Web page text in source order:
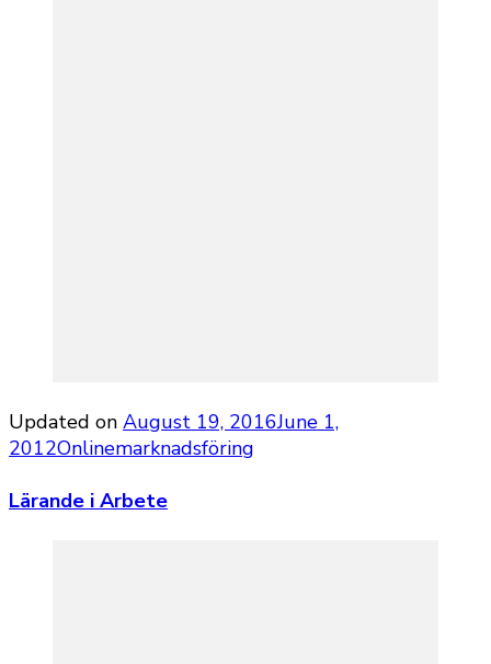
Updated on August 19, 2016June 1,
2012Onlinemarknadsföring
Lärande i Arbete